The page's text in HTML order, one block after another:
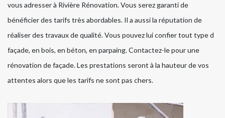
vous adresser à Rivière Rénovation. Vous serez garanti de
bénéficier des tarifs très abordables. Il a aussi la réputation de
réaliser des travaux de qualité. Vous pouvez lui confier tout type d
façade, en bois, en béton, en parpaing. Contactez-le pour une
rénovation de façade. Les prestations seront à la hauteur de vos
attentes alors que les tarifs ne sont pas chers.